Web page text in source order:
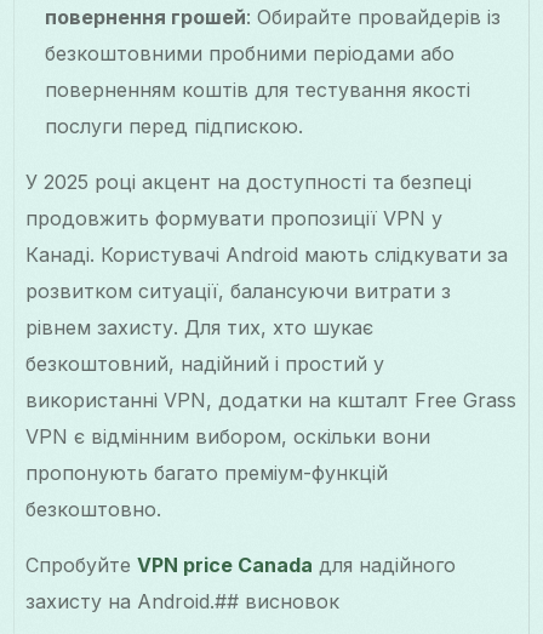
повернення грошей: Обирайте провайдерів із
безкоштовними пробними періодами або
поверненням коштів для тестування якості
послуги перед підпискою.
У 2025 році акцент на доступності та безпеці
продовжить формувати пропозиції VPN у
Канаді. Користувачі Android мають слідкувати за
розвитком ситуації, балансуючи витрати з
рівнем захисту. Для тих, хто шукає
безкоштовний, надійний і простий у
використанні VPN, додатки на кшталт Free Grass
VPN є відмінним вибором, оскільки вони
пропонують багато преміум-функцій
безкоштовно.
СпробуйтеVPN price Canada для надійного
захисту на Android.## висновок